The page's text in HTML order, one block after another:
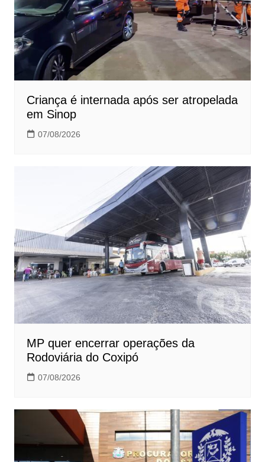
Criança é internada após ser atropelada
em Sinop
07/08/2026
MP quer encerrar operações da
Rodoviária do Coxipó
07/08/2026